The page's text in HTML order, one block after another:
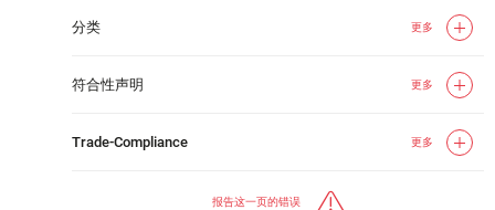
分类 更多
符合性声明 更多
Trade-Compliance 更多
报告这一页的错误